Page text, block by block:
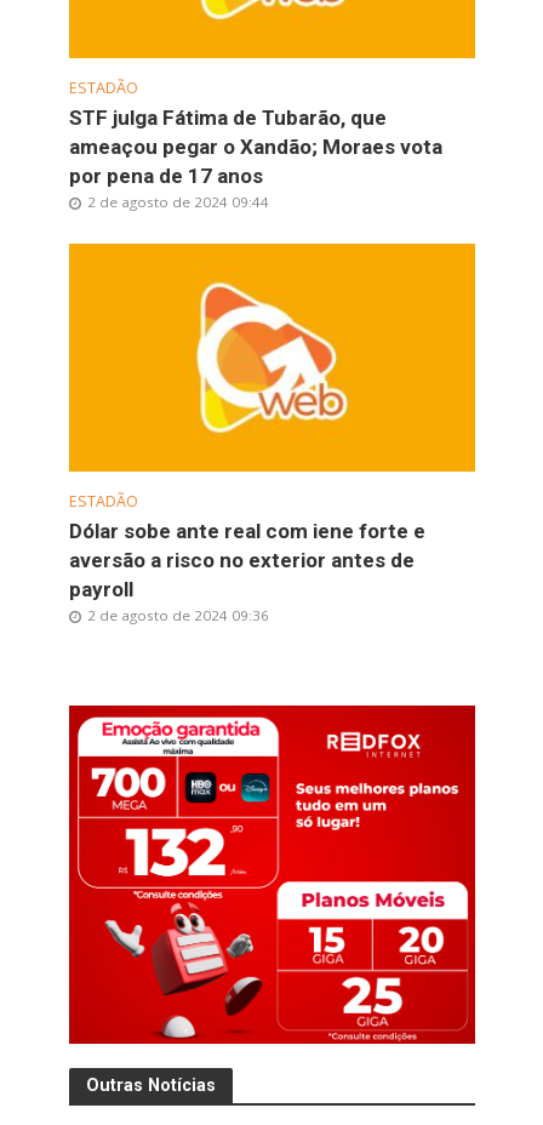
ESTADÃO
STF julga Fátima de Tubarão, que
ameaçou pegar o Xandão; Moraes vota
por pena de 17 anos
2 de agosto de 2024 09:44
ESTADÃO
Dólar sobe ante real com iene forte e
aversão a risco no exterior antes de
payroll
2 de agosto de 2024 09:36
Outras Notícias